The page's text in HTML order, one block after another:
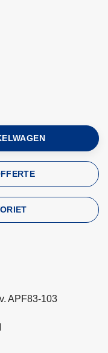
APF83-103